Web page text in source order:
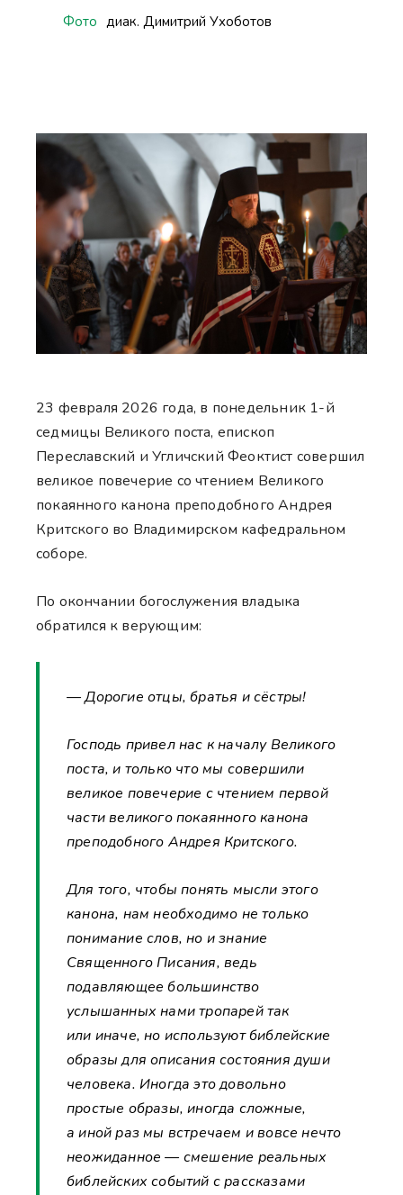
Фото диак. Димитрий Ухоботов
23 февраля 2026 года, в понедельник 1-й
седмицы Великого поста, епископ
Переславский и Угличский Феоктист совершил
великое повечерие со чтением Великого
покаянного канона преподобного Андрея
Критского во Владимирском кафедральном
соборе.
По окончании богослужения владыка
обратился к верующим:
— Дорогие отцы, братья и сёстры!
Господь привел нас к началу Великого
поста, и только что мы совершили
великое повечерие с чтением первой
части великого покаянного канона
преподобного Андрея Критского.
Для того, чтобы понять мысли этого
канона, нам необходимо не только
понимание слов, но и знание
Священного Писания, ведь
подавляющее большинство
услышанных нами тропарей так
или иначе, но используют библейские
образы для описания состояния души
человека. Иногда это довольно
простые образы, иногда сложные,
а иной раз мы встречаем и вовсе нечто
неожиданное — смешение реальных
библейских событий с рассказами